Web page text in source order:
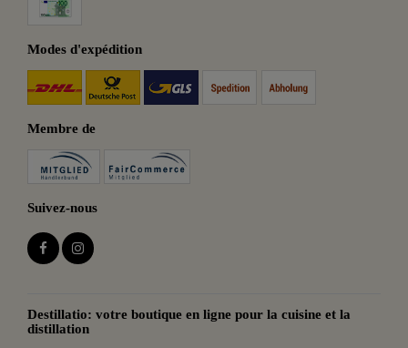
Modes d'expédition
Membre de
Suivez-nous
Destillatio: votre boutique en ligne pour la cuisine et la
distillation